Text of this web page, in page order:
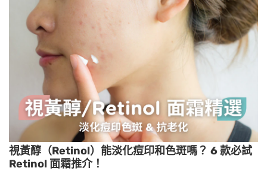
視黃醇（Retinol）能淡化痘印和色斑嗎？ 6 款必試
Retinol 面霜推介！